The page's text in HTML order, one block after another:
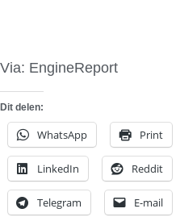
Via: EngineReport
Dit delen:
WhatsApp Print
LinkedIn Reddit
Telegram E-mail